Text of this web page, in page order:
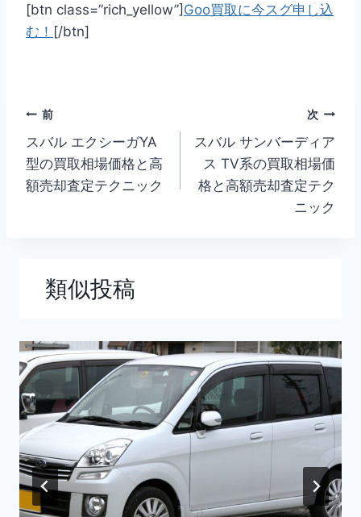
[btn class=”rich_yellow”] Goo買取に今スグ申し込
む！ [/btn]
投
稿
ナ
ー
ョ
ン
前
スバル エクシーガYA
型の買取相場価格と高
額売却査定テクニック
次
スバル サンバーディア
ス TV系の買取相場価
格と高額売却査定テク
ニック
類似投稿